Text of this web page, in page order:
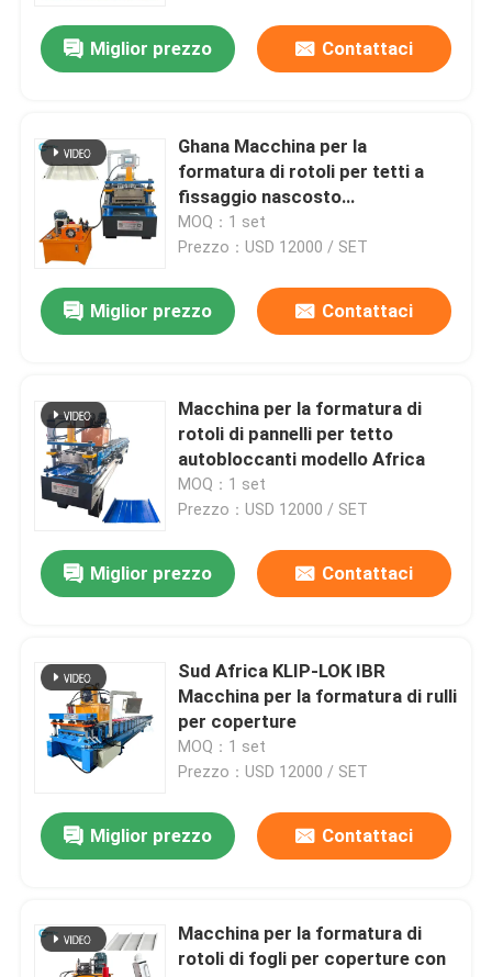
Giro della fabbrica
Contattici
Notizie
Casi
rotolo dello strato del tetto che forma macchina
Rotolo di doppio strato che forma macchina
arcareccio rullo che forma macchina
roll Stud e pista che formano macchina
Autostrada Roll Guardrail forma macchina
Saracinesca della porta che forma macchina
Miglior prezzo Contattaci
Ghana Macchina per la
formatura di rotoli per tetti a
fissaggio nascosto
autobloccante
MOQ：1 set
Prezzo：USD 12000 / SET
Miglior prezzo Contattaci
Macchina per la formatura di
rotoli di pannelli per tetto
autobloccanti modello Africa
MOQ：1 set
Prezzo：USD 12000 / SET
Miglior prezzo Contattaci
Sud Africa KLIP-LOK IBR
Macchina per la formatura di rulli
per coperture
MOQ：1 set
Prezzo：USD 12000 / SET
Miglior prezzo Contattaci
Macchina per la formatura di
rotoli di fogli per coperture con